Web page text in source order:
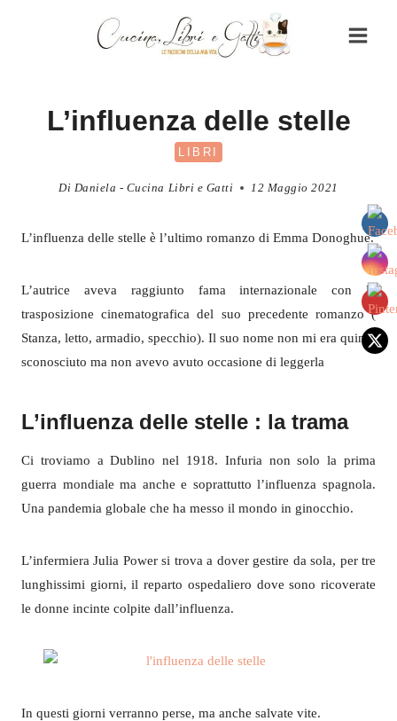
L’influenza delle stelle
LIBRI
Di Daniela - Cucina Libri e Gatti 12 Maggio 2021
L’influenza delle stelle è l’ultimo romanzo di Emma Donoghue.
L’autrice aveva raggiunto fama internazionale con la
trasposizione cinematografica del suo precedente romanzo (
Stanza, letto, armadio, specchio). Il suo nome non mi era quindi
sconosciuto ma non avevo avuto occasione di leggerla
L’influenza delle stelle : la trama
Ci troviamo a Dublino nel 1918. Infuria non solo la prima
guerra mondiale ma anche e soprattutto l’influenza spagnola.
Una pandemia globale che ha messo il mondo in ginocchio.
L’infermiera Julia Power si trova a dover gestire da sola, per tre
lunghissimi giorni, il reparto ospedaliero dove sono ricoverate
le donne incinte colpite dall’influenza.
In questi giorni verranno perse, ma anche salvate vite.